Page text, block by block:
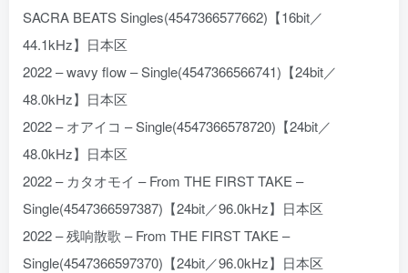
SACRA BEATS Singles(4547366577662)【16bit／
44.1kHz】日本区
2022 – wavy flow – Single(4547366566741)【24bit／
48.0kHz】日本区
2022 – オアイコ – Single(4547366578720)【24bit／
48.0kHz】日本区
2022 – カタオモイ – From THE FIRST TAKE –
Single(4547366597387)【24bit／96.0kHz】日本区
2022 – 残响散歌 – From THE FIRST TAKE –
Single(4547366597370)【24bit／96.0kHz】日本区